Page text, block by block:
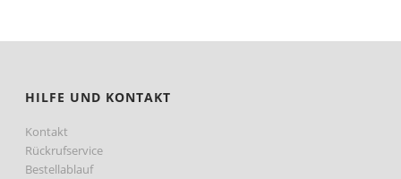
HILFE UND KONTAKT
Kontakt
Rückrufservice
Bestellablauf